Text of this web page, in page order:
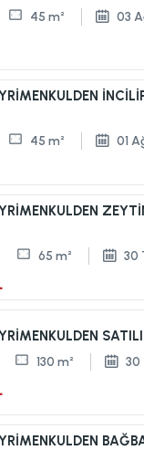
45 m² 03
45 m² 01
65 m² 30
130 m² 30